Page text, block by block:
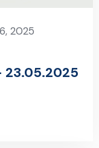
2025
23.05.2025